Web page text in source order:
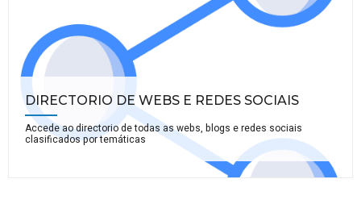
DIRECTORIO DE WEBS E REDES SOCIAIS
Accede ao directorio de todas as webs, blogs e redes sociais
clasificados por temáticas